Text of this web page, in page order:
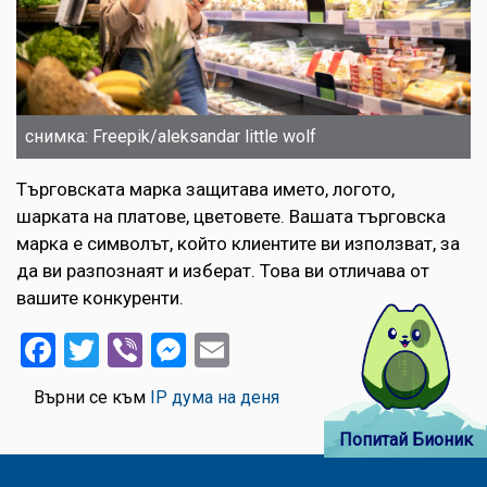
снимка: Freepik/aleksandar little wolf
Търговската марка защитава името, логото,
шарката на платове, цветовете. Вашата търговска
марка е символът, който клиентите ви използват, за
да ви разпознаят и изберат. Това ви отличава от
вашите конкуренти.
Facebook
Twitter
ViberMessenger
Върни се към IP дума на деня
Попитай Бионик